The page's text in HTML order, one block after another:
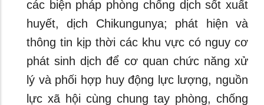
các biện pháp phòng chống dịch sốt xuất
huyết, dịch Chikungunya; phát hiện và
thông tin kịp thời các khu vực có nguy cơ
phát sinh dịch để cơ quan chức năng xử
lý và phối hợp huy động lực lượng, nguồn
lực xã hội cùng chung tay phòng, chống